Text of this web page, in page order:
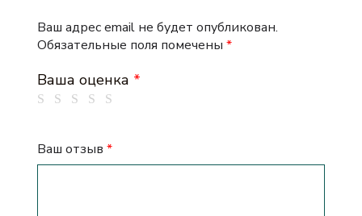
Ваш адрес email не будет опубликован.
Обязательные поля помечены *
Ваша оценка *
Ваш отзыв *